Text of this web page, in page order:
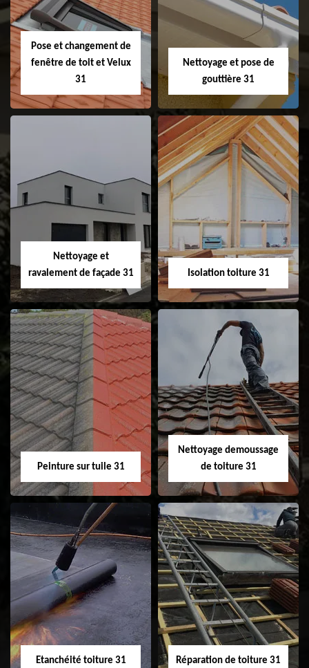
faitage et faitière
31
Pose et changement de
fenêtre de toit et Velux
31
Pose et
changement de
fenêtre de toit et
Velux 31
Nettoyage et pose de
gouttière 31
Nettoyage et pose
Nettoyage et
ravalement de façade 31
Nettoyage et
ravalement de
façade 31
Isolation toiture 31
Isolation toiture 31
Peinture sur tuile 31
Peinture sur tuile
31
Nettoyage demoussage
de toiture 31
Nettoyage
demoussage de
toiture 31
Etanchéité toiture 31 Réparation de toiture 31